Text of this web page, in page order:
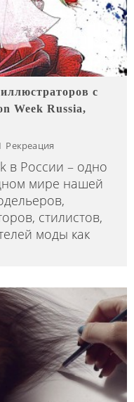
с
Week Russia,
Рекреация
в России – одно
мире нашей
стилистов,
моды как